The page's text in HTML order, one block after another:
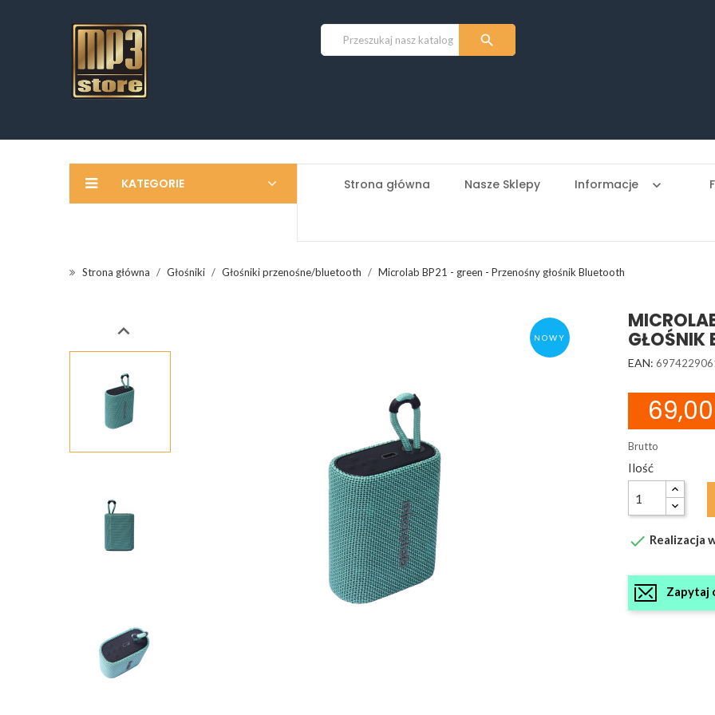

KATEGORIE Strona główna Nasze Sklepy Informacje keyboard_arrow_down
Strona główna Głośniki Głośniki przenośne/bluetooth Microlab BP21 - green - Przenośny głośnik Bluetooth
 NOWY GŁOŚNIK
EAN:
69,00
Brutto
Ilość
 Realizacja
Zapytaj